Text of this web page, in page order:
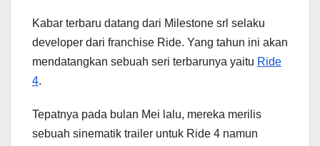
Kabar terbaru datang dari Milestone srl selaku
developer dari franchise Ride. Yang tahun ini akan
mendatangkan sebuah seri terbarunya yaitu Ride
4.
Tepatnya pada bulan Mei lalu, mereka merilis
sebuah sinematik trailer untuk Ride 4 namun